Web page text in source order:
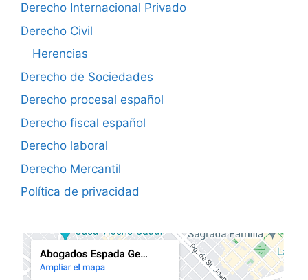
Derecho Internacional Privado
Derecho Civil
Herencias
Derecho de Sociedades
Derecho procesal español
Derecho fiscal español
Derecho laboral
Derecho Mercantil
Política de privacidad